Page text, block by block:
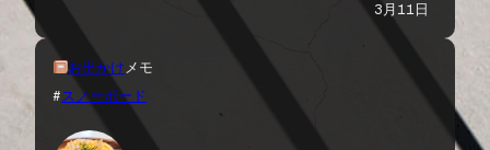
3月11日
お出かけ メモ
#スノーボード